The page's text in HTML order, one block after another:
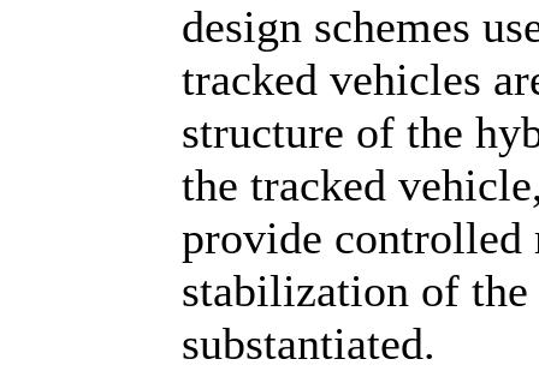
design schemes
tracked vehicles
structure of the
the tracked
provide controlled
stabilization of
substantiated.